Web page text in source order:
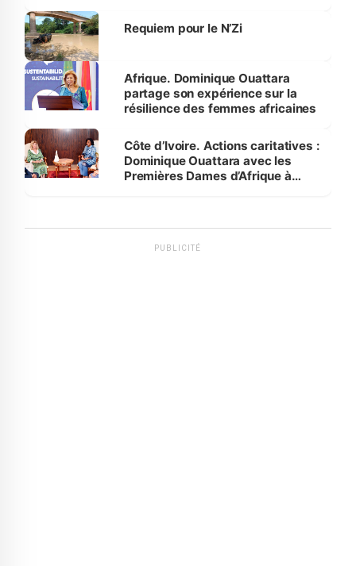
Requiem pour le N’Zi
Afrique. Dominique Ouattara
partage son expérience sur la
résilience des femmes africaines
Côte d’Ivoire. Actions caritatives :
Dominique Ouattara avec les
Premières Dames d’Afrique à
PUBLICITÉ